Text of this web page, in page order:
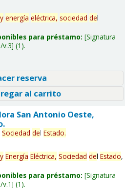
y energía eléctrica, sociedad del
para préstamo: Signatura
v.3 (1).
reserva
al carrito
San Antonio Oeste,
Sociedad del Estado.
y Energía Eléctrica, Sociedad del Estado,
para préstamo: Signatura
v.1 (1).